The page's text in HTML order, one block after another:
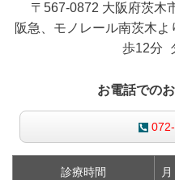
〒567-0872 大阪府茨木
阪急、モノレール南茨木
歩12分
お電話での
診療時間 月